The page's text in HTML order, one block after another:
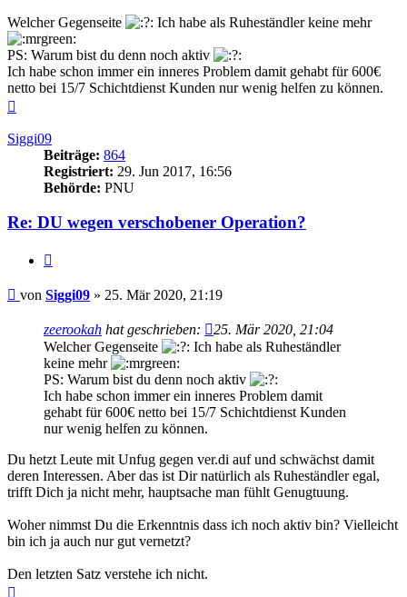
Welcher Gegenseite
Ich habe als Ruheständler keine mehr
PS: Warum bist du denn noch aktiv
Ich habe schon immer ein inneres Problem damit gehabt für 600€
netto bei 15/7 Schichtdienst Kunden nur wenig helfen zu können.
Siggi09
Beiträge: 864
Registriert: 29. Jun 2017, 16:56
Behörde: PNU
Re: DU wegen verschobener Operation?
Beitrag
von Siggi09 » 25. Mär 2020, 21:19
zeerookah hat geschrieben:
25. Mär 2020, 21:04
Welcher Gegenseite
Ich habe als Ruheständler
keine mehr
PS: Warum bist du denn noch aktiv
Ich habe schon immer ein inneres Problem damit
gehabt für 600€ netto bei 15/7 Schichtdienst Kunden
nur wenig helfen zu können.
Du hetzt Leute mit Unfug gegen ver.di auf und schwächst damit
deren Interessen. Aber das ist Dir natürlich als Ruheständler egal,
trifft Dich ja nicht mehr, hauptsache man fühlt Genugtuung.
Woher nimmst Du die Erkenntnis dass ich noch aktiv bin? Vielleicht
bin ich ja auch nur gut vernetzt?
Den letzten Satz verstehe ich nicht.